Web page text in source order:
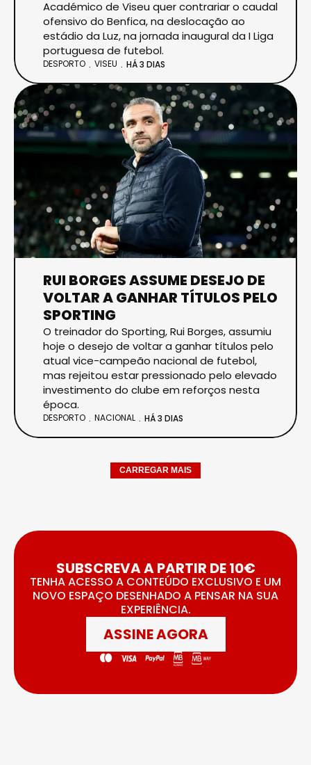
Académico de Viseu quer contrariar o caudal
ofensivo do Benfica, na deslocação ao
estádio da Luz, na jornada inaugural da I Liga
portuguesa de futebol.
DESPORTO VISEU HÁ 3 DIAS
RUI BORGES ASSUME DESEJO DE
VOLTAR A GANHAR TÍTULOS PELO
SPORTING
O treinador do Sporting, Rui Borges, assumiu
hoje o desejo de voltar a ganhar títulos pelo
atual vice-campeão nacional de futebol,
mas rejeitou estar pressionado pelo elevado
investimento do clube em reforços nesta
época.
DESPORTO NACIONAL HÁ 3 DIAS
CARREGAR MAIS
SUBSCREVA A PARTIR DE 10€
TENHA ACESSO A CONTEÚDO EXCLUSIVO E UM
NOVO ESPAÇO DESENHADO A PENSAR NA SUA
EXPERIÊNCIA.
ASSINE AGORA